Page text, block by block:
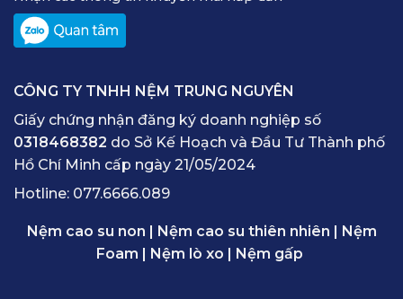
CÔNG TY TNHH NỆM TRUNG NGUYÊN
Giấy chứng nhận đăng ký doanh nghiệp số
0318468382 do Sở Kế Hoạch và Đầu Tư Thành phố
Hồ Chí Minh cấp ngày 21/05/2024
Hotline: 077.6666.089
Nệm cao su non | Nệm cao su thiên nhiên | Nệm
Foam | Nệm lò xo | Nệm gấp